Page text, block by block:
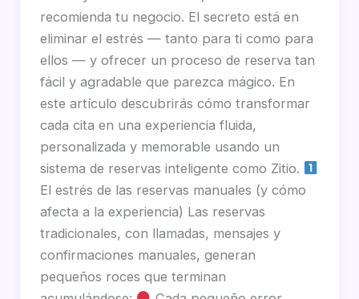
recomienda tu negocio. El secreto está en
eliminar el estrés — tanto para ti como para
ellos — y ofrecer un proceso de reserva tan
fácil y agradable que parezca mágico. En
este artículo descubrirás cómo transformar
cada cita en una experiencia fluida,
personalizada y memorable usando un
sistema de reservas inteligente como Zitio.
El estrés de las reservas manuales (y cómo
afecta a la experiencia) Las reservas
tradicionales, con llamadas, mensajes y
confirmaciones manuales, generan
pequeños roces que terminan